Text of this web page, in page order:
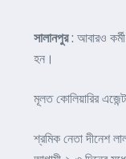
সালানপুর: আবারও
হন।
মূলত কোলিয়ারির
শ্রমিক নেতা দীনেশ